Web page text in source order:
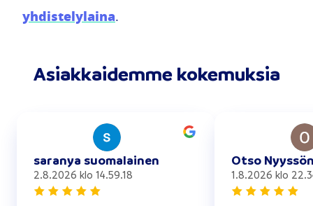
yhdistelylaina.
Asiakkaidemme kokemuksia
saranya suomalainen
2.8.2026 klo 14.59.18
Otso
1.8.2026 klo